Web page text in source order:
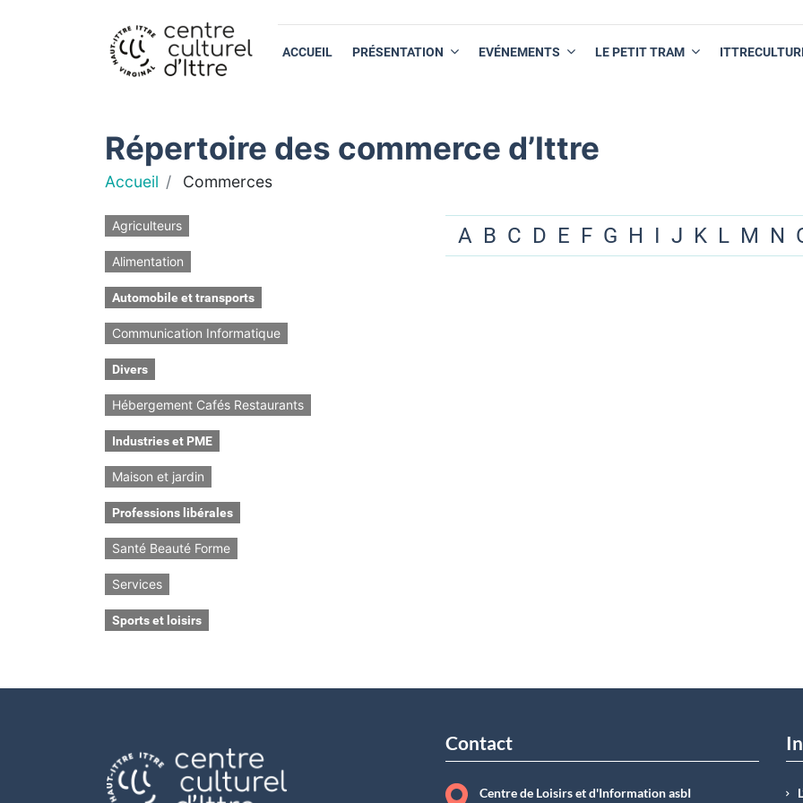
ACCUEIL PRÉSENTATION EVÉNEMENTS LE PETIT TRAM
Répertoire des commerce d’Ittre
Accueil Commerces
Agriculteurs
Alimentation
Automobile et transports
Communication Informatique
Divers
Hébergement Cafés Restaurants
Industries et PME
Maison et jardin
Professions libérales
Santé Beauté Forme
Services
Sports et loisirs
A B C D E F G H I J K L M N
Contact
Centre de Loisirs et d'Information asbI